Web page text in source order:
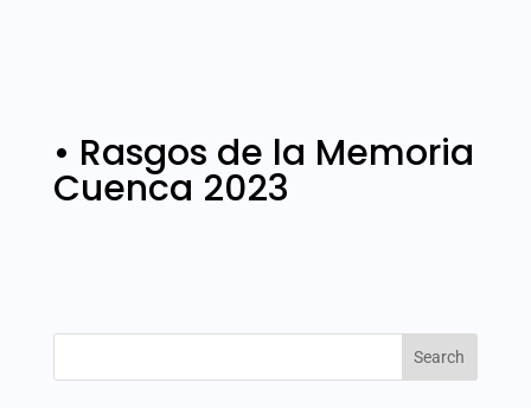
• Rasgos de la Memoria
Cuenca 2023
Search